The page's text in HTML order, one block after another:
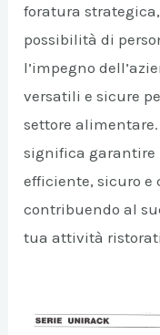
foratura strategica,
possibilità di
l’impegno
versatili e sicure
settore
significa garantire
efficiente, sicuro e
contribuendo al
tua attività